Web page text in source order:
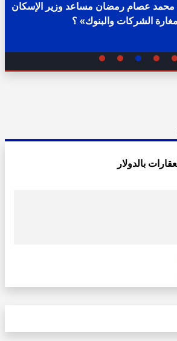
محمد عصام رمضان مساعد وزير الإسكان
الشركات والبنوك» ؟
بالدولار